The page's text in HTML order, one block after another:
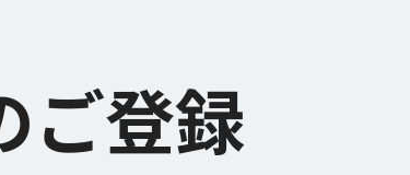
ご登録